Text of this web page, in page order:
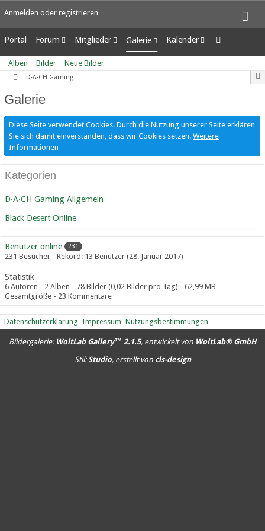
Anmelden oder registrieren
Portal Forum
Unerledigte Themen
Mitglieder
Letzte Aktivitäten
Benutzer online
Galerie
Alben
Bilder
Kalender
Wochenansicht
Tagesansicht
Alben Bilder Neue Bilder
D·A·CH Gaming
Galerie
Diese Seite verwendet Cookies. Durch die Nutzung unserer Seite erklären
Sie sich damit einverstanden, dass wir Cookies setzen. Weitere
Informationen
Kategorien
D·A·CH Gaming Allgemein
Black Desert Online
Benutzer online 231
231 Besucher - Rekord: 13 Benutzer (28. Januar 2017)
Statistik
6 Autoren - 2 Alben - 78 Bilder (0,02 Bilder pro Tag) - 62,99 MB
Gesamtgröße - 23 Kommentare
Datenschutzerklärung Impressum Nutzungsbestimmungen
Bildergalerie: WoltLab Gallery™ 2.1.5, entwickelt von WoltLab® GmbH
Stil:Studio, erstellt von cls-design